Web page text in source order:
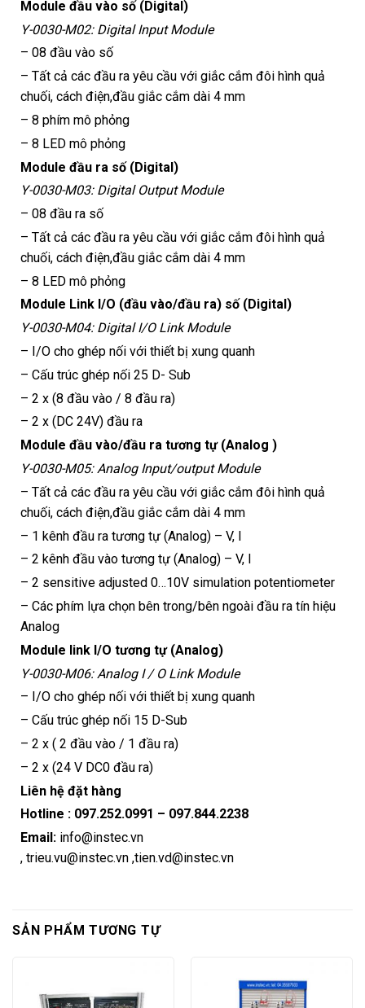
Module đầu vào số (Digital)
Y-0030-M02: Digital Input Module
– 08 đầu vào số
– Tất cả các đầu ra yêu cầu với giắc cắm đôi hình quả
chuối, cách điện,đầu giắc cắm dài 4 mm
– 8 phím mô phỏng
– 8 LED mô phỏng
Module đầu ra số (Digital)
Y-0030-M03: Digital Output Module
– 08 đầu ra số
– Tất cả các đầu ra yêu cầu với giắc cắm đôi hình quả
chuối, cách điện,đầu giắc cắm dài 4 mm
– 8 LED mô phỏng
Module Link I/O (đầu vào/đầu ra) số (Digital)
Y-0030-M04: Digital I/O Link Module
– I/O cho ghép nối với thiết bị xung quanh
– Cấu trúc ghép nối 25 D- Sub
– 2 x (8 đầu vào / 8 đầu ra)
– 2 x (DC 24V) đầu ra
Module đầu vào/đầu ra tương tự (Analog )
Y-0030-M05: Analog Input/output Module
– Tất cả các đầu ra yêu cầu với giắc cắm đôi hình quả
chuối, cách điện,đầu giắc cắm dài 4 mm
– 1 kênh đầu ra tương tự (Analog) – V, I
– 2 kênh đầu vào tương tự (Analog) – V, I
– 2 sensitive adjusted 0…10V simulation potentiometer
– Các phím lựa chọn bên trong/bên ngoài đầu ra tín hiệu
Analog
Module link I/O tương tự (Analog)
Y-0030-M06: Analog I / O Link Module
– I/O cho ghép nối với thiết bị xung quanh
– Cấu trúc ghép nối 15 D-Sub
– 2 x ( 2 đầu vào / 1 đầu ra)
– 2 x (24 V DC0 đầu ra)
Liên hệ đặt hàng
Hotline : 097.252.0991 – 097.844.2238
Email: info@instec.vn
, trieu.vu@instec.vn ,tien.vd@instec.vn
SẢN PHẨM TƯƠNG TỰ